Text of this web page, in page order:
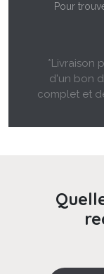
Pour
*Livraison
d'un bon
complet et